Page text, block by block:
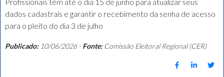
dados cadastrais e garantir o recebimento da senha de acesso
para o pleito do dia 3 de julho
Publicado:10/06/2026 - Fonte:Comissão Eleitoral Regional (CER)